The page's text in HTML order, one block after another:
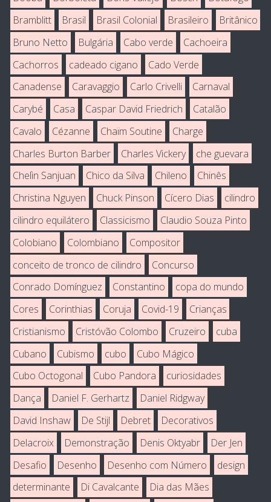
Bramblitt
Brasil Brasil Colonial Brasileiro
Britânico
Bruno Netto
Bulgária Cabo verde
Cachoeira
Cachorros
cadeado cigano
Cado Verde
Canadense
Caravaggio Carlo Crivelli
Carnaval
Carybé
Casa Caspar David Friedrich
Catalão
Cavalo
Cézanne Chaïm Soutine
Charge
Charles Burton Barber
Charles Vickery
che guevara
Chelìn Sanjuan
Chico da Silva Chileno
Chinês
Christina Nguyen
Chuck Pinson Cícero Dias
cilindro
cilindro equilátero
Classicismo
Claudio Souza Pinto
Colobiano
Colombiano
Compositor
conceito de tronco de cilindro
Concurso
Conrado Domínguez
Constantino
copa do mundo
Cores
Corinthias Coruja Covid-19
Crianças
Cristianismo
Cristóvão Colombo Cruzeiro
cuba
Cubano
Cubismo cubo
Cubo Mágico
Cubo Octogonal
Cubo Pandora
curiosidades
Dança
Daniel F. Gerhartz
Daniel Ridgway
David Inshaw
De Stijl Debret
Decorativos
Delacroix
Demonstração Denis Oktyabr
Der Jen
Desafio
Desenho Desenho com Número
design
determinante
Di Cavalcante
Dia das Mães